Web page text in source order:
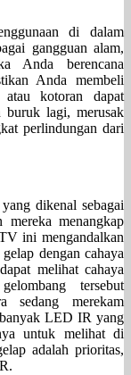
di dalam
gangguan alam,
Anda berencana
Anda membeli
kotoran dapat
buruk lagi, merusak
perlindungan dari
dikenal sebagai
mereka menangkap
ini mengandalkan
dengan cahaya
melihat cahaya
tersebut
sedang merekam
LED IR yang
untuk melihat di
adalah prioritas,